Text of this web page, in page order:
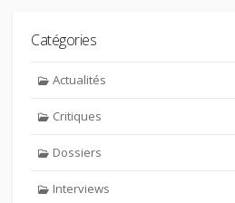
Catégories
Actualités
Critiques
Dossiers
Interviews